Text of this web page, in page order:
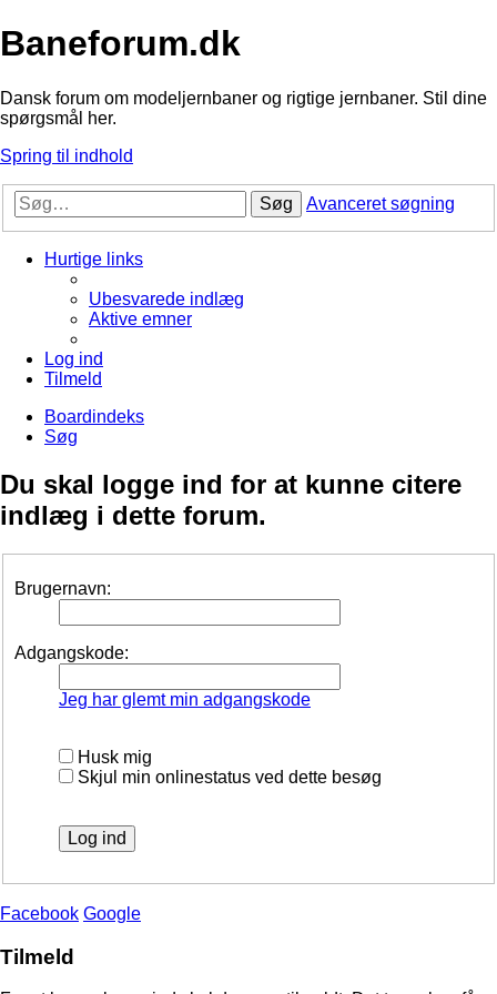
Baneforum.dk
Dansk forum om modeljernbaner og rigtige jernbaner. Stil dine
spørgsmål her.
Spring til indhold
Søg Avanceret søgning
Hurtige links
Ubesvarede indlæg
Aktive emner
Log ind
Tilmeld
Boardindeks
Søg
Du skal logge ind for at kunne citere
indlæg i dette forum.
Brugernavn:
Adgangskode:
Jeg har glemt min adgangskode
Husk mig
Skjul min onlinestatus ved dette besøg
Facebook Google
Tilmeld